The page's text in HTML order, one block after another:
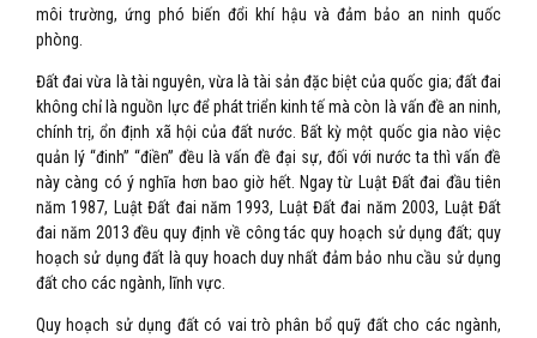
môi trường, ứng phó biến đổi khí hậu và đảm bảo an ninh quốc
phòng.
Đất đai vừa là tài nguyên, vừa là tài sản đặc biệt của quốc gia; đất đai
không chỉ là nguồn lực để phát triển kinh tế mà còn là vấn đề an ninh,
chính trị, ổn định xã hội của đất nước. Bất kỳ một quốc gia nào việc
quản lý “đinh” “điền” đều là vấn đề đại sự, đối với nước ta thì vấn đề
này càng có ý nghĩa hơn bao giờ hết. Ngay từ Luật Đất đai đầu tiên
năm 1987, Luật Đất đai năm 1993, Luật Đất đai năm 2003, Luật Đất
đai năm 2013 đều quy định về công tác quy hoạch sử dụng đất; quy
hoạch sử dụng đất là quy hoach duy nhất đảm bảo nhu cầu sử dụng
đất cho các ngành, lĩnh vực.
Quy hoạch sử dụng đất có vai trò phân bổ quỹ đất cho các ngành,